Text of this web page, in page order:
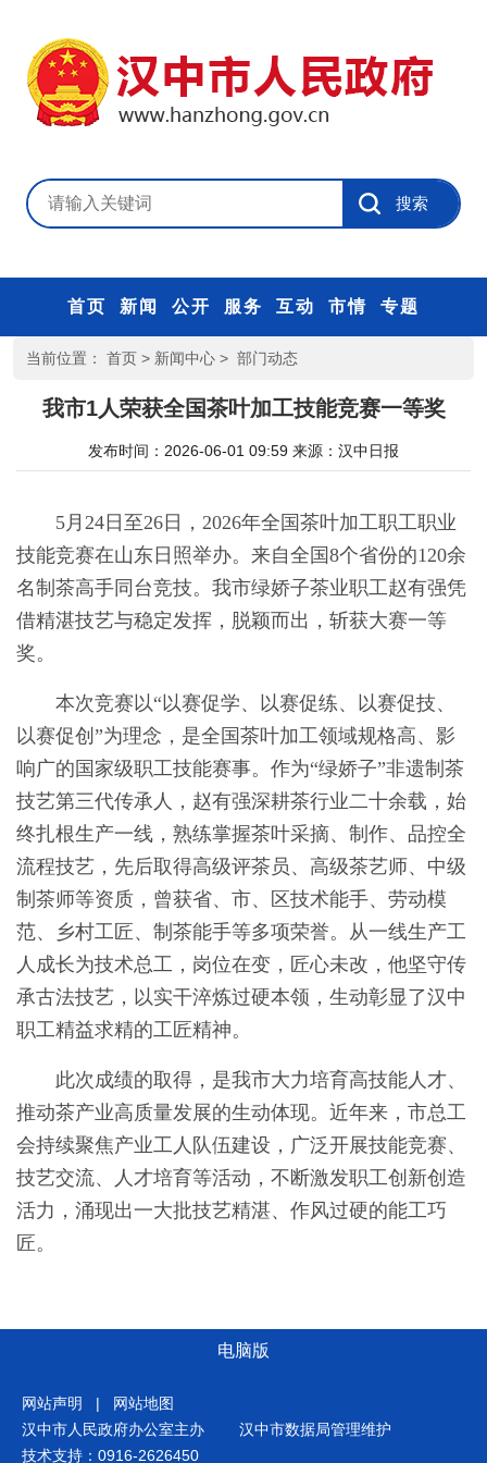
首页 新闻 公开 服务 互动 市情 专题
当前位置： 首页 > 新闻中心 > 部门动态
我市1人荣获全国茶叶加工技能竞赛一等奖
发布时间：2026-06-01 09:59 来源： 汉中日报
5月24日至26日，2026年全国茶叶加工职工职业
技能竞赛在山东日照举办。来自全国8个省份的120余
名制茶高手同台竞技。我市绿娇子茶业职工赵有强凭
借精湛技艺与稳定发挥，脱颖而出，斩获大赛一等
奖。
本次竞赛以“以赛促学、以赛促练、以赛促技、
以赛促创”为理念，是全国茶叶加工领域规格高、影
响广的国家级职工技能赛事。作为“绿娇子”非遗制茶
技艺第三代传承人，赵有强深耕茶行业二十余载，始
终扎根生产一线，熟练掌握茶叶采摘、制作、品控全
流程技艺，先后取得高级评茶员、高级茶艺师、中级
制茶师等资质，曾获省、市、区技术能手、劳动模
范、乡村工匠、制茶能手等多项荣誉。从一线生产工
人成长为技术总工，岗位在变，匠心未改，他坚守传
承古法技艺，以实干淬炼过硬本领，生动彰显了汉中
职工精益求精的工匠精神。
此次成绩的取得，是我市大力培育高技能人才、
推动茶产业高质量发展的生动体现。近年来，市总工
会持续聚焦产业工人队伍建设，广泛开展技能竞赛、
技艺交流、人才培育等活动，不断激发职工创新创造
活力，涌现出一大批技艺精湛、作风过硬的能工巧
匠。
电脑版
网站声明 |
网站地图
汉中市人民政府办公室主办
汉中市数据局管理维护
技术支持：0916-2626450